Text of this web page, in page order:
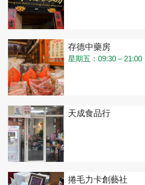
存德中藥房
星期五：09:30 – 21:00
天成食品行
捲毛力卡創藝社